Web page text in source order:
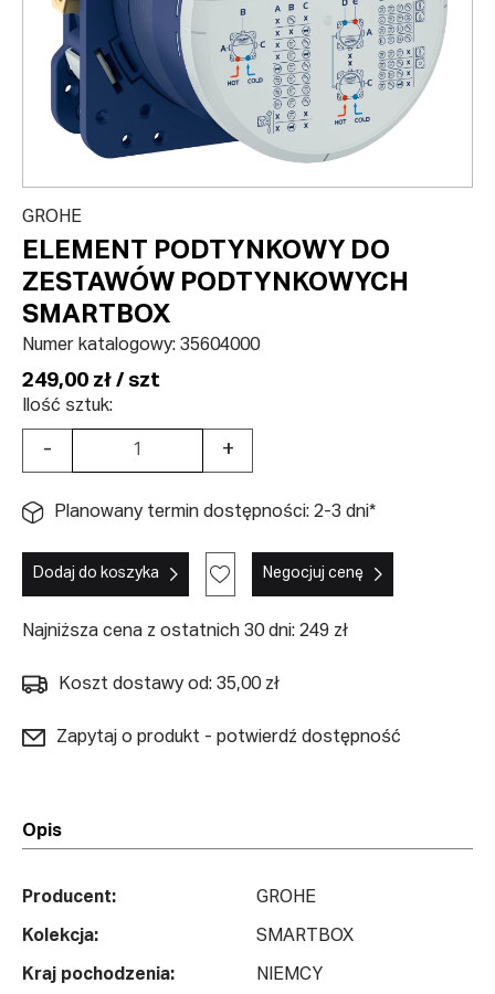
GROHE
ELEMENT PODTYNKOWY DO
ZESTAWÓW PODTYNKOWYCH
SMARTBOX
Numer katalogowy: 35604000
249,00 zł / szt
Ilość sztuk:
- +
Planowany termin dostępności: 2-3 dni*
Dodaj do koszyka Negocjuj cenę
Najniższa cena z ostatnich 30 dni: 249 zł
Koszt dostawy od: 35,00 zł
Zapytaj o produkt - potwierdź dostępność
Opis
Producent: GROHE
Kolekcja: SMARTBOX
Kraj pochodzenia: NIEMCY